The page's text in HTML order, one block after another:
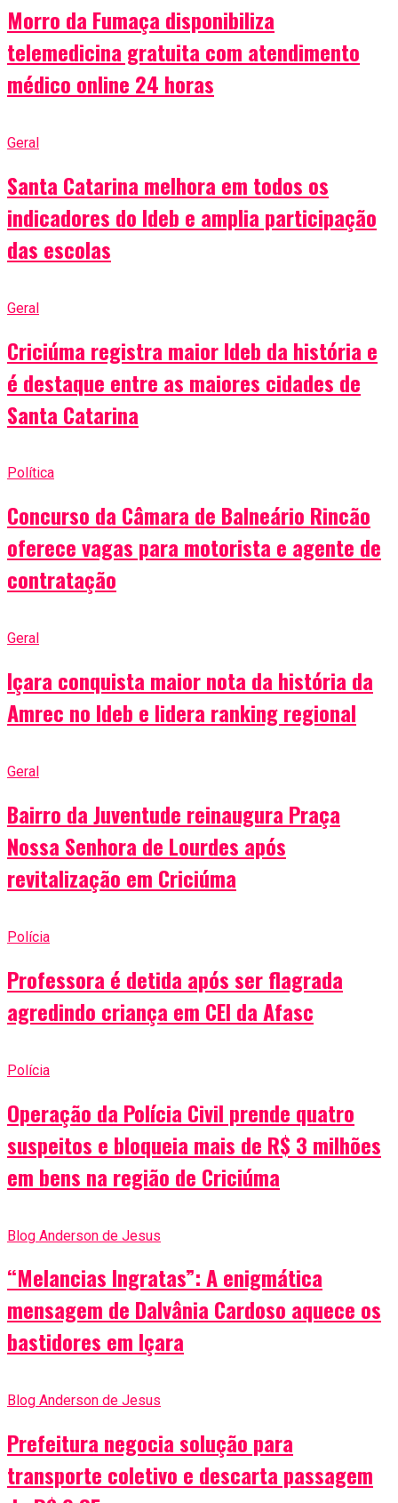
Morro da Fumaça disponibiliza
telemedicina gratuita com atendimento
médico online 24 horas
Geral
Santa Catarina melhora em todos os
indicadores do Ideb e amplia participação
das escolas
Geral
Criciúma registra maior Ideb da história e
é destaque entre as maiores cidades de
Santa Catarina
Política
Concurso da Câmara de Balneário Rincão
oferece vagas para motorista e agente de
contratação
Geral
Içara conquista maior nota da história da
Amrec no Ideb e lidera ranking regional
Geral
Bairro da Juventude reinaugura Praça
Nossa Senhora de Lourdes após
revitalização em Criciúma
Polícia
Professora é detida após ser flagrada
agredindo criança em CEI da Afasc
Polícia
Operação da Polícia Civil prende quatro
suspeitos e bloqueia mais de R$ 3 milhões
em bens na região de Criciúma
Blog Anderson de Jesus
“Melancias Ingratas”: A enigmática
mensagem de Dalvânia Cardoso aquece os
bastidores em Içara
Blog Anderson de Jesus
Prefeitura negocia solução para
transporte coletivo e descarta passagem